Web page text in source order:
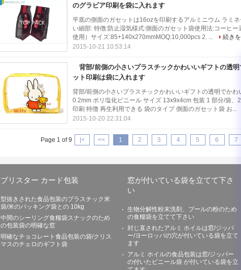
のグラビア印刷を袋に入れます
平底の側面のガセットは16ozを印刷するアルミニウム ラミ
い細部: 特徴:防止湿気様式:側面のガセット袋使用法:コーヒ
使用）サイズ:85+140x270mmMOQ:10,000pcs 2. ...
続き
2015-10-21 10:53:14
背部/前側の小さいプラスチックかわいいギフトの透
ット印刷は袋に入れます
背部/前側の小さいプラスチックかわいいギフトの透明でかわ
0.2mm ポリ塩化ビニール サイズ 13x9x4cm 包装 1 部分/袋、
印刷 特徴 再生利用できる 袋のタイプ 側面のガセット袋 お...
2015-10-20 22:31:04
Page 1 of 9 |< << 1 2 3 4 5 6 7
ブリスター カード包装
型抜きされた食品包装のプラスチック米
袋/米のパッキング袋との 10kg
中間のシーリング食糧袋スナックのため
の包装袋の明確な窓
明確なチョコレート食品包装の袋/クリス
マスのチェロのギフト袋
窓が付いている袋を立てて下さ
い
生物分解性粉末洗剤、プールの粉のため
の食糧袋を立てて下さい
封じ直されたアルミ ホイルは窓/ジッパ
ー/ヨーロッパの穴が付いている袋を立て
ます
アルミ ホイルの食品包装は窓/ジッパー
の付いたビニール袋 が付いている袋を立